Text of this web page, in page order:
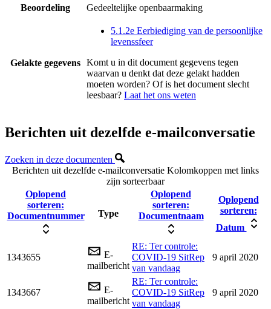
Beoordeling
Gedeeltelijke openbaarmaking
Gelakte gegevens
5.1.2e Eerbiediging van de persoonlijke
levenssfeer
Komt u in dit document gegevens tegen
waarvan u denkt dat deze gelakt hadden
moeten worden? Of is het document slecht
leesbaar? Laat het ons weten
Berichten uit dezelfde e-mailconversatie
Zoeken in deze documenten
Berichten uit dezelfde e-mailconversatie Kolomkoppen met links
zijn sorteerbaar
Oplopend
sorteren:
Documentnummer
Type
Oplopend
sorteren:
Documentnaam
Oplopend
sorteren:
Datum
1343655
E-
mailbericht
RE: Ter controle:
COVID-19 SitRep
van vandaag
9 april 2020
1343667
E-
mailbericht
RE: Ter controle:
COVID-19 SitRep
van vandaag
9 april 2020